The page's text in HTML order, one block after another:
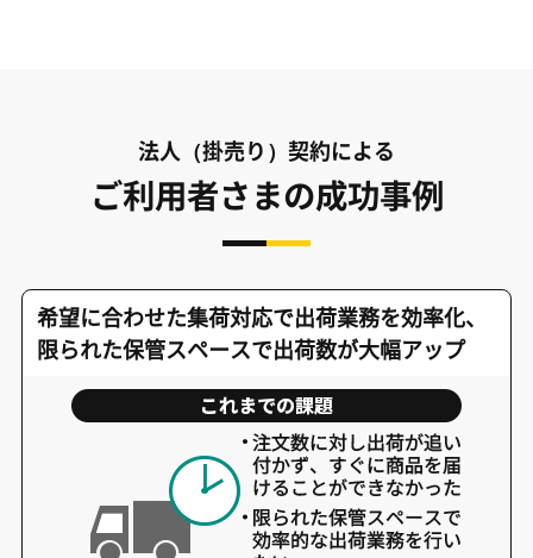
法人（掛売り）契約による
ご利用者さまの成功事例
希望に合わせた集荷対応で出荷業務を効率化、
限られた保管スペースで出荷数が大幅アップ